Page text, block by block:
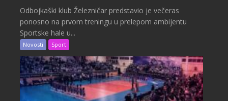
Odbojkaški klub Železničar predstavio je večeras
ponosno na prvom treningu u prelepom ambijentu
Sportske hale u...
Novosti Sport